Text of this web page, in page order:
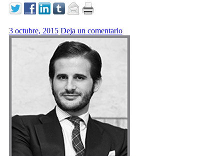
3 octubre, 2015 Deja un comentario